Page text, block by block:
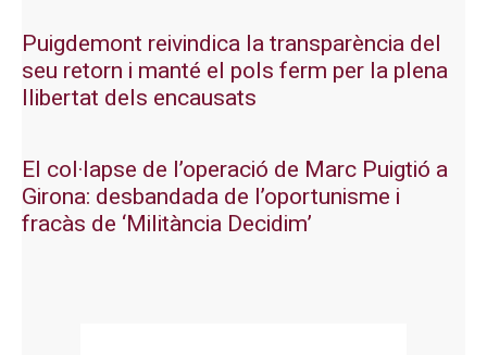
Puigdemont reivindica la transparència del
seu retorn i manté el pols ferm per la plena
llibertat dels encausats
El col·lapse de l’operació de Marc Puigtió a
Girona: desbandada de l’oportunisme i
fracàs de ‘Militància Decidim’